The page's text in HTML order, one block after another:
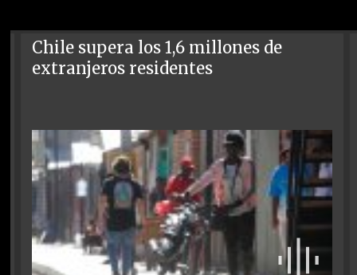
Chile supera los 1,6 millones de
extranjeros residentes